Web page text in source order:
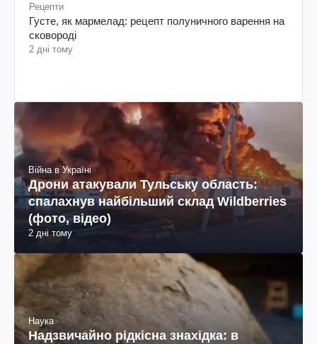
Рецепти
Густе, як мармелад: рецепт полуничного варення на
сковороді
2 дні тому
Війна в Україні
Дрони атакували Тульську область:
спалахнув найбільший склад Wildberries
(фото, відео)
2 дні тому
Наука
Надзвичайно рідкісна знахідка: в